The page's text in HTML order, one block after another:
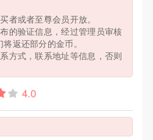
者或者至尊会员开放。
的验证信息，经过管理员审核
返还部分的金币。
方式，联系地址等信息，否则